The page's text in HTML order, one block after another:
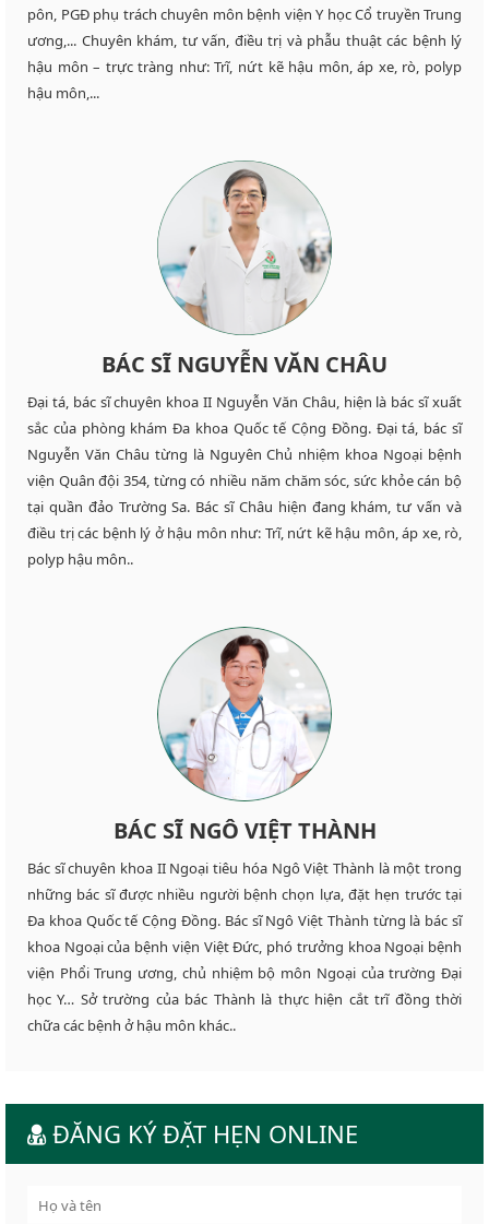
pôn, PGĐ phụ trách chuyên môn bệnh viện Y học Cổ truyền Trung
ương,... Chuyên khám, tư vấn, điều trị và phẫu thuật các bệnh lý
hậu môn – trực tràng như: Trĩ, nứt kẽ hậu môn, áp xe, rò, polyp
hậu môn,...
BÁC SĨ NGUYỄN VĂN CHÂU
Đại tá, bác sĩ chuyên khoa II Nguyễn Văn Châu, hiện là bác sĩ xuất
sắc của phòng khám Đa khoa Quốc tế Cộng Đồng. Đại tá, bác sĩ
Nguyễn Văn Châu từng là Nguyên Chủ nhiệm khoa Ngoại bệnh
viện Quân đội 354, từng có nhiều năm chăm sóc, sức khỏe cán bộ
tại quần đảo Trường Sa. Bác sĩ Châu hiện đang khám, tư vấn và
điều trị các bệnh lý ở hậu môn như: Trĩ, nứt kẽ hậu môn, áp xe, rò,
polyp hậu môn..
BÁC SĨ NGÔ VIỆT THÀNH
Bác sĩ chuyên khoa II Ngoại tiêu hóa Ngô Việt Thành là một trong
những bác sĩ được nhiều người bệnh chọn lựa, đặt hẹn trước tại
Đa khoa Quốc tế Cộng Đồng. Bác sĩ Ngô Việt Thành từng là bác sĩ
khoa Ngoại của bệnh viện Việt Đức, phó trưởng khoa Ngoại bệnh
viện Phổi Trung ương, chủ nhiệm bộ môn Ngoại của trường Đại
học Y… Sở trường của bác Thành là thực hiện cắt trĩ đồng thời
chữa các bệnh ở hậu môn khác..
ĐĂNG KÝ ĐẶT HẸN ONLINE